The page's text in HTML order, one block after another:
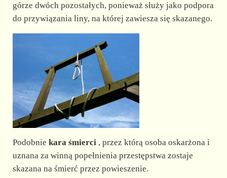
górze dwóch pozostałych, ponieważ służy jako podpora
do przywiązania liny, na której zawiesza się skazanego.
Podobnie kara śmierci, przez którą osoba oskarżona i
uznana za winną popełnienia przestępstwa zostaje
skazana na śmierć przez powieszenie.